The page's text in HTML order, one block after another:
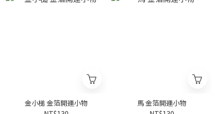
金小槌 金箔開運小物
馬 金箔開運小物